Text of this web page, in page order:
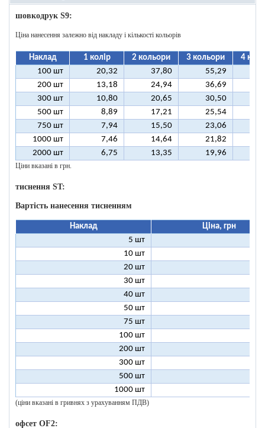
шовкодрук S9:
Ціна нанесення залежно від накладу і кількості кольорів
Наклад 1 колір 2 кольори 3 кольори
4
100 шт
20,32 37,80 55,29
200 шт
13,18 24,94 36,69
300 шт
10,80 20,65 30,50
500 шт
8,89 17,21 25,54
750 шт
7,94 15,50 23,06
1000 шт
7,46 14,64 21,82
2000 шт
6,75 13,35 19,96
Ціни вказані в грн.
тиснення ST:
Вартість нанесення тисненням
Наклад
Ціна, грн
5 шт
10 шт
20 шт
30 шт
40 шт
50 шт
75 шт
100 шт
200 шт
300 шт
500 шт
1000 шт
(ціни вказані в гривнях з урахуванням ПДВ)
офсет OF2: